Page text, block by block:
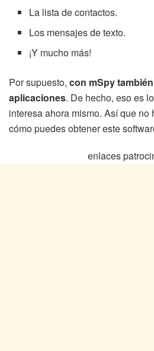
La lista de contactos.
Los mensajes de texto.
¡Y mucho más!
Por supuesto, con mSpy
aplicaciones. De hecho, eso es
interesa ahora mismo. Así que
cómo puedes obtener este
enlaces